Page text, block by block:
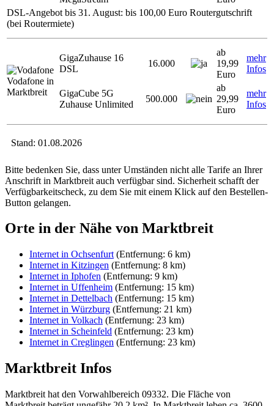
DSL-Angebot bis 31. August: bis 100,00 Euro Routergutschrift
(bei Routermiete)
Vodafone in
Marktbreit
GigaZuhause 16
DSL
16.000
ab
19,99
Euro
mehr
Infos
GigaCube 5G
Zuhause Unlimited
500.000
ab
29,99
Euro
mehr
Infos
Stand: 01.08.2026
Bitte bedenken Sie, dass unter Umständen nicht alle Tarife an Ihrer
Anschrift in Marktbreit auch verfügbar sind. Sicherheit schafft der
Verfügbarkeitscheck, zu dem Sie mit einem Klick auf den Bestellen-
Button gelangen.
Orte in der Nähe von Marktbreit
Internet in Ochsenfurt (Entfernung: 6 km)
Internet in Kitzingen (Entfernung: 8 km)
Internet in Iphofen (Entfernung: 9 km)
Internet in Uffenheim (Entfernung: 15 km)
Internet in Dettelbach (Entfernung: 15 km)
Internet in Würzburg (Entfernung: 21 km)
Internet in Volkach (Entfernung: 23 km)
Internet in Scheinfeld (Entfernung: 23 km)
Internet in Creglingen (Entfernung: 23 km)
Marktbreit Infos
Marktbreit hat den Vorwahlbereich 09332. Die Fläche von